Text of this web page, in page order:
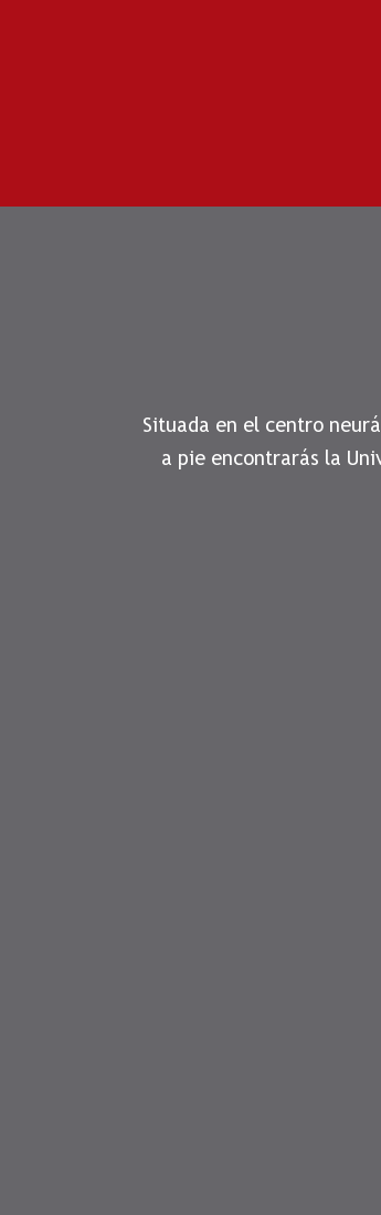
Situada en el centro
a pie encontrarás la